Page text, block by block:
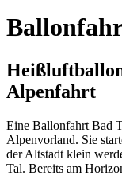
Alpenfahrt
Eine Ballonfahrt Bad
Alpenvorland. Sie
der Altstadt klein
Tal. Bereits am